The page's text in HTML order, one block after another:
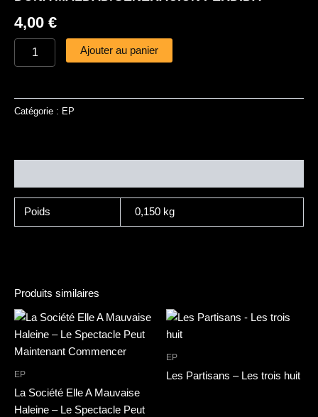
4,00 €
Ajouter au panier
Catégorie : EP
Poids 0,150 kg
Produits similaires
EP
La Société Elle A Mauvaise
Haleine – Le Spectacle Peut
EP
Les Partisans – Les trois huit